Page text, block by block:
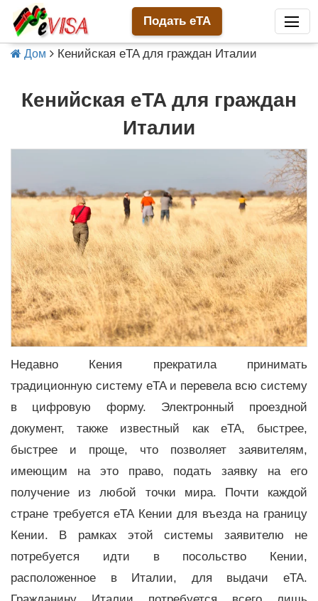
Подать eTA
Дом Кенийская eTA для граждан Италии
Кенийская eTA для граждан
Италии
Недавно Кения прекратила принимать
традиционную систему eTA и перевела всю систему
в цифровую форму. Электронный проездной
документ, также известный как eTA, быстрее,
быстрее и проще, что позволяет заявителям,
имеющим на это право, подать заявку на его
получение из любой точки мира. Почти каждой
стране требуется eTA Кении для въезда на границу
Кении. В рамках этой системы заявителю не
потребуется идти в посольство Кении,
расположенное в Италии, для выдачи eTA.